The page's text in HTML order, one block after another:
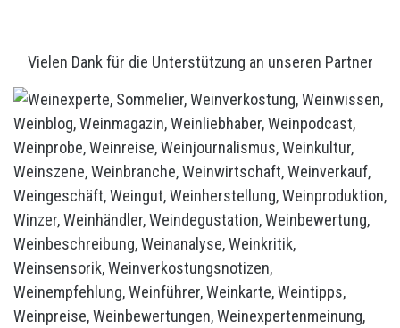
Vielen Dank für die Unterstützung an unseren Partner